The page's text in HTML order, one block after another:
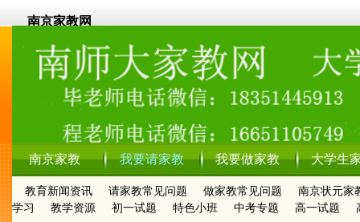
南京家教网
南京家教 我要请家教 我要做家教 大学生
教育新闻资讯 请家教常见问题 做家教常见问题
南京状元家
学习
教学资源 初一试题 特色小班 中考专题 高一试题